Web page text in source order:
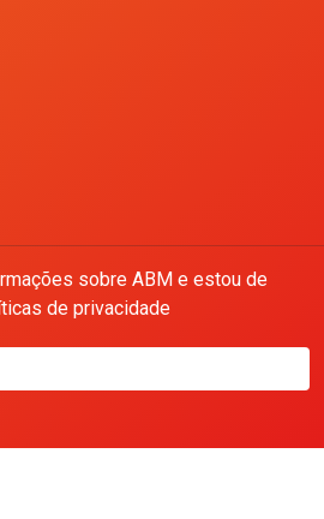
sobre ABM e estou de
de privacidade